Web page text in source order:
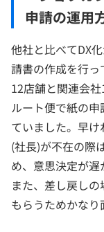
申請の運用
他社と比べてDX
請書の作成を行っ
12店舗と関連会
ルート便で紙の
ていました。早
(社長)が不在の際
め、意思決定が遅
また、差し戻し
もらうためかなり